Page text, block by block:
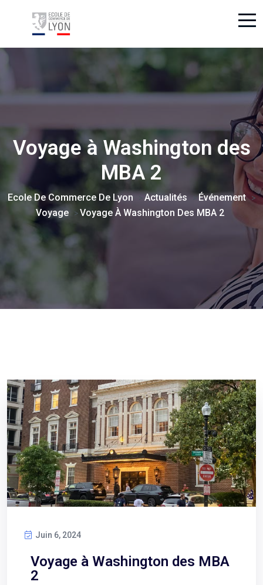
Voyage à Washington des
MBA 2
Ecole De Commerce De Lyon Actualités >Événement >
Voyage >Voyage À Washington Des MBA 2
Juin 6, 2024
Voyage à Washington des MBA
2